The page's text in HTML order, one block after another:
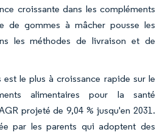
croissante dans les compléments
de gommes à mâcher pousse les
les méthodes de livraison et de
est le plus à croissance rapide sur le
alimentaires pour la santé
projeté de 9,04 % jusqu'en 2031.
par les parents qui adoptent des